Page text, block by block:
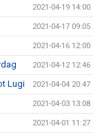
2021-04-19 14:00
2021-04-17 09:05
2021-04-16 12:00
2021-04-12 12:46
Lugi 2021-04-04 20:47
2021-04-03 13:08
2021-04-01 11:27